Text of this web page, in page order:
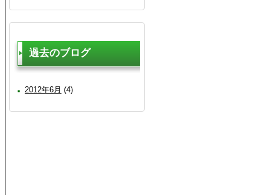
過去のブログ
2012年6月 (4)